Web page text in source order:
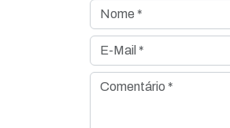
Nome *
E-Mail *
Comentário *